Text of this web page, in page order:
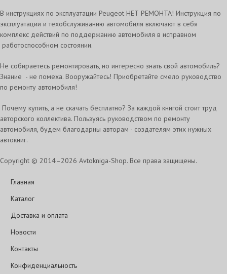
В инструкциях по эксплуатации Peugeot НЕТ РЕМОНТА! Инструкция по
эксплуатации и техобслуживанию автомобиля включают в себя
комплекс действий по поддержанию автомобиля в исправном
работоспособном состоянии.
Не собираетесь ремонтировать, но интересно знать свой автомобиль?
Знание - не помеха. Вооружайтесь! Приобретайте смело руководство
по ремонту автомобиля!
Почему купить, а не скачать бесплатно? За каждой книгой стоит труд
авторского коллектива. Пользуясь руководством по ремонту
автомобиля, будем благодарны авторам - создателям этих нужных
автокниг.
Copyright © 2014–2026 Avtokniga-Shop. Все права защищены.
Главная
Каталог
Доставка и оплата
Новости
Контакты
Конфиденциальность